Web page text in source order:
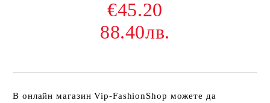
€45.20
88.40лв.
В онлайн магазин Vip-FashionShop можете да